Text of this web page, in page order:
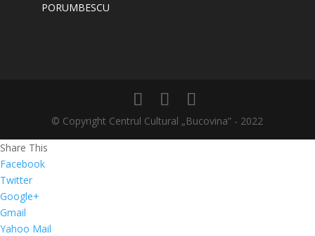
PORUMBESCU
© Copyright Centrul Cultural „Bucovina” - 2022
Share This
Facebook
Twitter
Google+
Gmail
Yahoo Mail